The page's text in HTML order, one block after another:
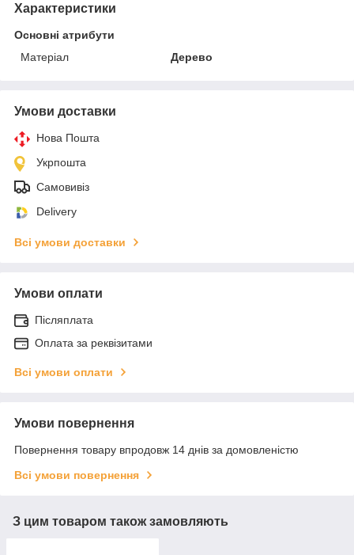
Характеристики
Основні атрибути
Матеріал
Дерево
Умови доставки
Нова Пошта
Укрпошта
Самовивіз
Delivery
Всі умови доставки
Умови оплати
Післяплата
Оплата за реквізитами
Всі умови оплати
Умови повернення
Повернення товару впродовж 14 днів за домовленістю
Всі умови повернення
З цим товаром також замовляють